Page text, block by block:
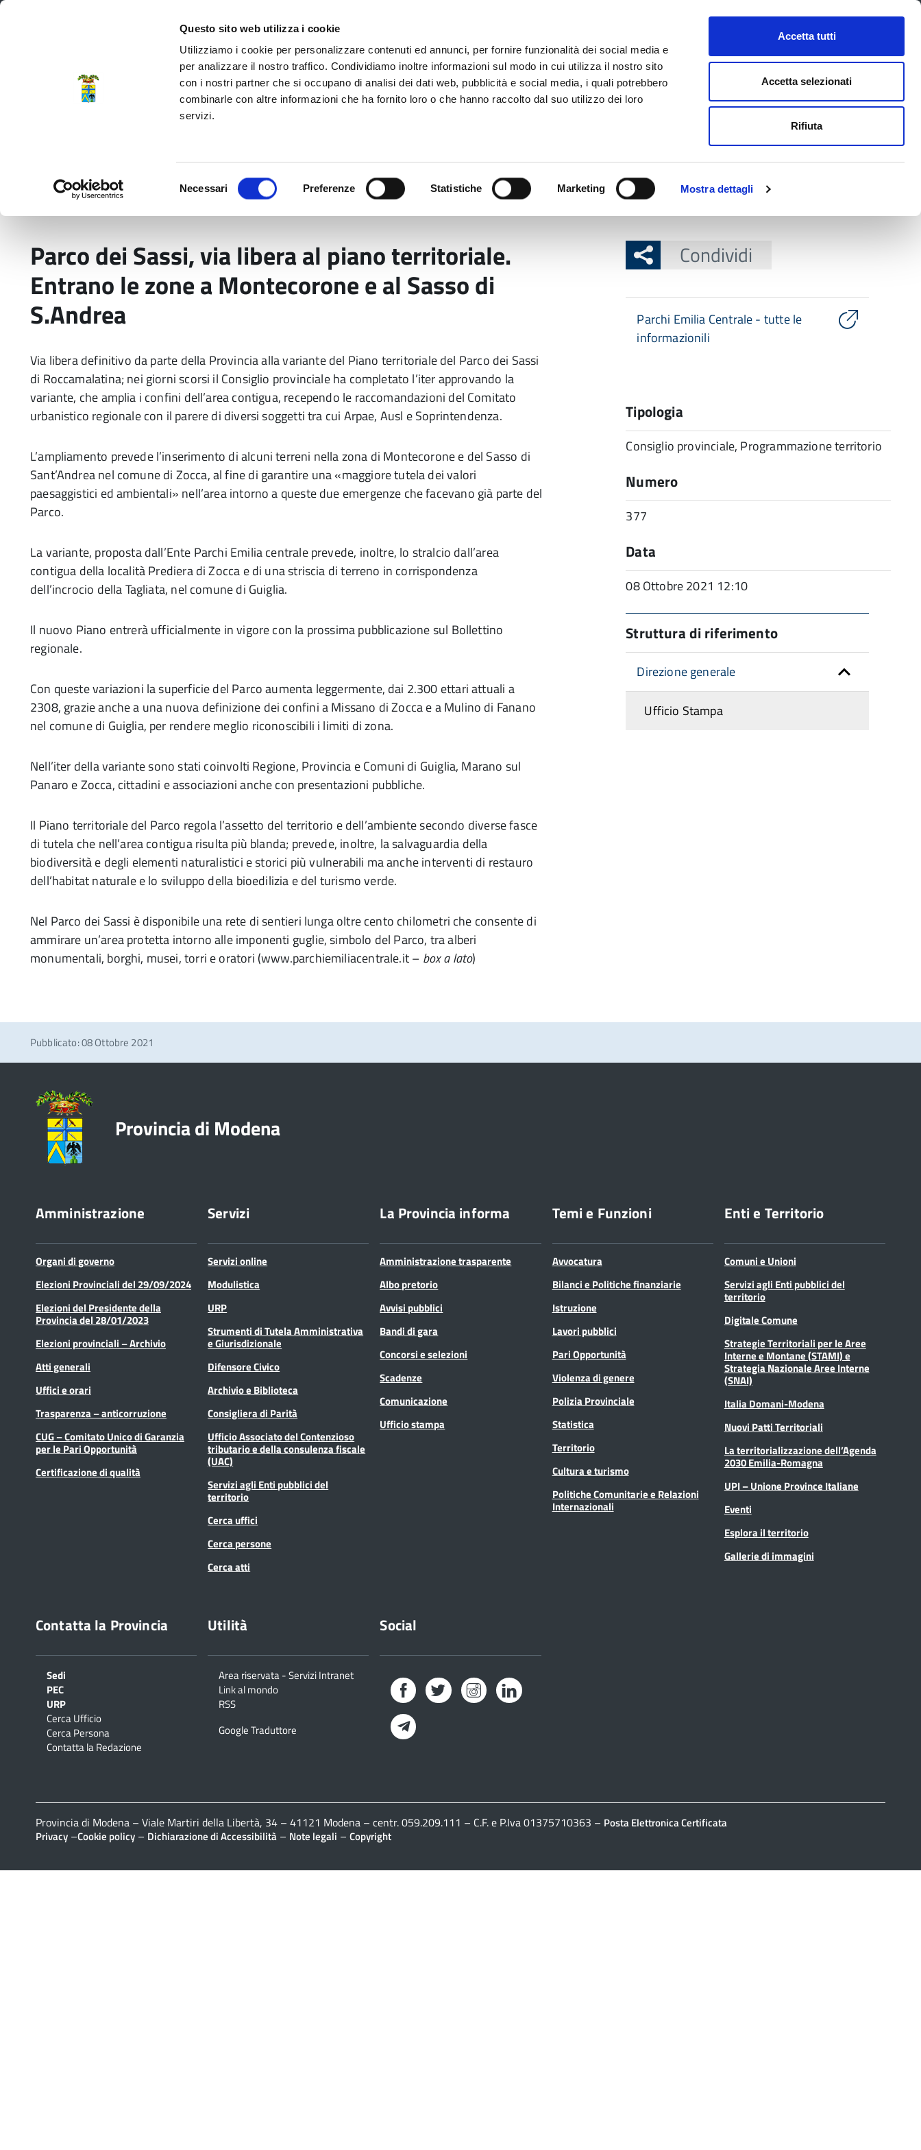
Questo sito web utilizza i cookie
Utilizziamo i cookie per personalizzare contenuti ed annunci, per fornire funzionalità dei social media e
per analizzare il nostro traffico. Condividiamo inoltre informazioni sul modo in cui utilizza il nostro sito
con i nostri partner che si occupano di analisi dei dati web, pubblicità e social media, i quali potrebbero
combinarle con altre informazioni che ha fornito loro o che hanno raccolto dal suo utilizzo dei loro
servizi.
Necessari Preferenze Statistiche Marketing Mostra dettagli
Accetta tutti
Accetta selezionati
Rifiuta
CONTATTI URP SERVIZI ONLINE
Provincia di Modena
Seguici su FacebookTwitterInstagram
LinkedIn
cerca nel sito
Parco dei Sassi, via libera al piano territoriale.
Entrano le zone a Montecorone e al Sasso di
S.Andrea
Via libera definitivo da parte della Provincia alla variante del Piano territoriale del Parco dei Sassi
di Roccamalatina; nei giorni scorsi il Consiglio provinciale ha completato l’iter approvando la
variante, che amplia i confini dell’area contigua, recependo le raccomandazioni del Comitato
urbanistico regionale con il parere di diversi soggetti tra cui Arpae, Ausl e Soprintendenza.
L’ampliamento prevede l’inserimento di alcuni terreni nella zona di Montecorone e del Sasso di
Sant’Andrea nel comune di Zocca, al fine di garantire una «maggiore tutela dei valori
paesaggistici ed ambientali» nell’area intorno a queste due emergenze che facevano già parte del
Parco.
La variante, proposta dall’Ente Parchi Emilia centrale prevede, inoltre, lo stralcio dall’area
contigua della località Prediera di Zocca e di una striscia di terreno in corrispondenza
dell’incrocio della Tagliata, nel comune di Guiglia.
Il nuovo Piano entrerà ufficialmente in vigore con la prossima pubblicazione sul Bollettino
regionale.
Con queste variazioni la superficie del Parco aumenta leggermente, dai 2.300 ettari attuali a
2308, grazie anche a una nuova definizione dei confini a Missano di Zocca e a Mulino di Fanano
nel comune di Guiglia, per rendere meglio riconoscibili i limiti di zona.
Nell’iter della variante sono stati coinvolti Regione, Provincia e Comuni di Guiglia, Marano sul
Panaro e Zocca, cittadini e associazioni anche con presentazioni pubbliche.
Il Piano territoriale del Parco regola l’assetto del territorio e dell’ambiente secondo diverse fasce
di tutela che nell’area contigua risulta più blanda; prevede, inoltre, la salvaguardia della
biodiversità e degli elementi naturalistici e storici più vulnerabili ma anche interventi di restauro
dell’habitat naturale e lo sviluppo della bioedilizia e del turismo verde.
Nel Parco dei Sassi è disponibile una rete di sentieri lunga oltre cento chilometri che consente di
ammirare un’area protetta intorno alle imponenti guglie, simbolo del Parco, tra alberi
monumentali, borghi, musei, torri e oratori (www.parchiemiliacentrale.it – box a lato)
Condividi
Parchi Emilia Centrale - tutte le
informazionili
Tipologia
Consiglio provinciale, Programmazione territorio
Numero
377
Data
08 Ottobre 2021 12:10
Struttura di riferimento
Direzione generale
Ufficio Stampa
Pubblicato: 08 Ottobre 2021
Provincia di Modena
Amministrazione
Organi di governo
Elezioni Provinciali del 29/09/2024
Elezioni del Presidente della
Provincia del 28/01/2023
Elezioni provinciali – Archivio
Atti generali
Uffici e orari
Trasparenza – anticorruzione
CUG – Comitato Unico di Garanzia
per le Pari Opportunità
Certificazione di qualità
Servizi
Servizi online
Modulistica
URP
Strumenti di Tutela Amministrativa
e Giurisdizionale
Difensore Civico
Archivio e Biblioteca
Consigliera di Parità
Ufficio Associato del Contenzioso
tributario e della consulenza fiscale
(UAC)
Servizi agli Enti pubblici del
territorio
Cerca uffici
Cerca persone
Cerca atti
La Provincia informa
Amministrazione trasparente
Albo pretorio
Avvisi pubblici
Bandi di gara
Concorsi e selezioni
Scadenze
Comunicazione
Ufficio stampa
Temi e Funzioni
Avvocatura
Bilanci e Politiche finanziarie
Istruzione
Lavori pubblici
Pari Opportunità
Violenza di genere
Polizia Provinciale
Statistica
Territorio
Cultura e turismo
Politiche Comunitarie e Relazioni
Internazionali
Enti e Territorio
Comuni e Unioni
Servizi agli Enti pubblici del
territorio
Digitale Comune
Strategie Territoriali per le Aree
Interne e Montane (STAMI) e
Strategia Nazionale Aree Interne
(SNAI)
Italia Domani-Modena
Nuovi Patti Territoriali
La territorializzazione dell’Agenda
2030 Emilia-Romagna
UPI – Unione Province Italiane
Eventi
Esplora il territorio
Gallerie di immagini
Contatta la Provincia
Sedi
PEC
URP
Cerca Ufficio
Cerca Persona
Contatta la Redazione
Utilità
Area riservata - Servizi Intranet
Link al mondo
RSS
Google Traduttore
Social
FacebookTwitterInstagramLinkedIn
Provincia di Modena – Viale Martiri della Libertà, 34 – 41121 Modena – centr. 059.209.111 – C.F. e P.Iva 01375710363 – Posta Elettronica Certificata
Privacy –Cookie policy – Dichiarazione di Accessibilità – Note legali – Copyright